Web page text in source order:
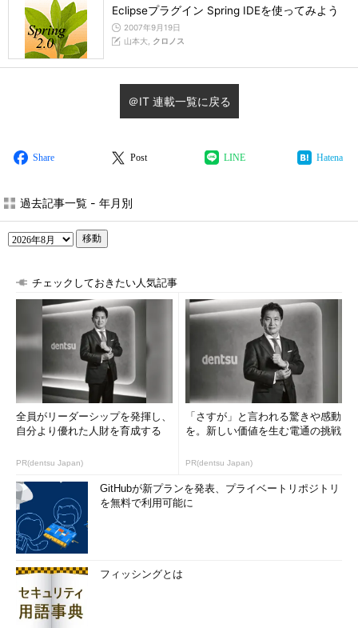
Eclipseプラグイン Spring IDEを使ってみよう
2007年9月19日
山本大, クロノス
＠IT 連載一覧に戻る
Share Post LINE Hatena
過去記事一覧 - 年月別
移動
チェックしておきたい人気記事
全員がリーダーシップを発揮し、
自分より優れた人財を育成する
PR(dentsu Japan)
「さすが」と言われる驚きや感動
を。新しい価値を生む電通の挑戦
PR(dentsu Japan)
GitHubが新プランを発表、プライベートリポジトリ
を無料で利用可能に
フィッシングとは